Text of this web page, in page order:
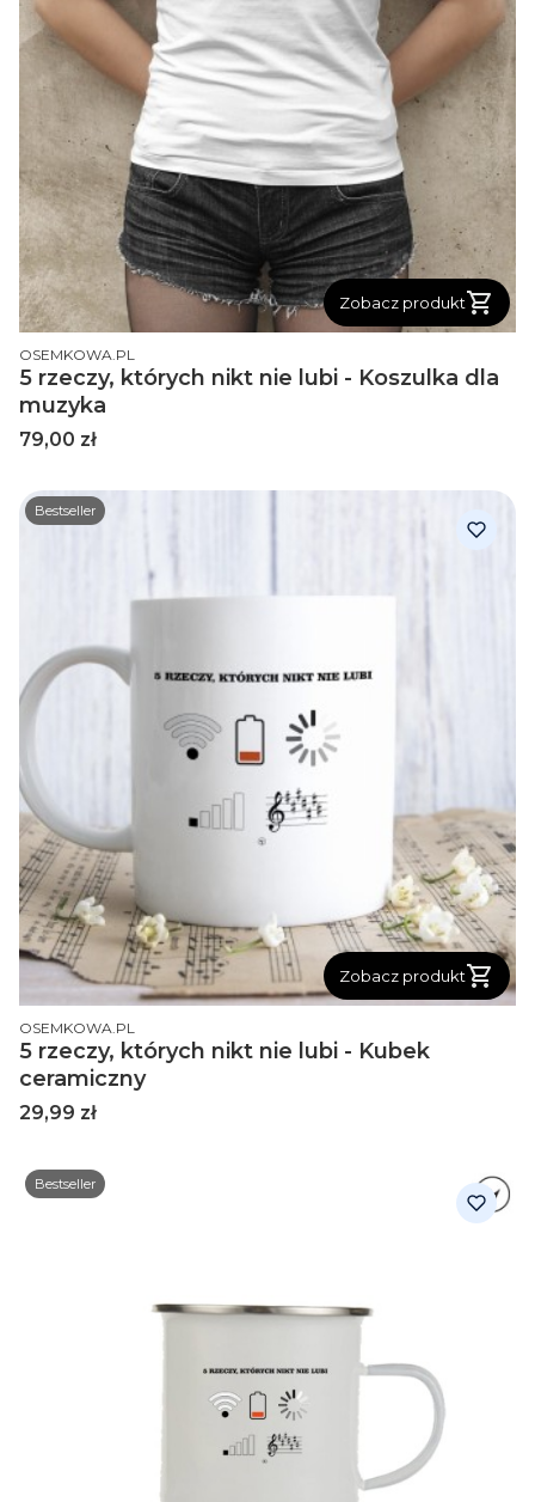
Zobacz produkt
PRODUCENT
OSEMKOWA.PL
5 rzeczy, których nikt nie lubi - Koszulka dla
muzyka
Cena
79,00 zł
Bestseller
Zobacz produkt
PRODUCENT
OSEMKOWA.PL
5 rzeczy, których nikt nie lubi - Kubek
ceramiczny
Cena
29,99 zł
Bestseller